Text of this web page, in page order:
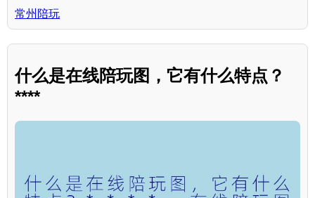
常州陪玩
什么是在线陪玩图，它有什么特点？
****